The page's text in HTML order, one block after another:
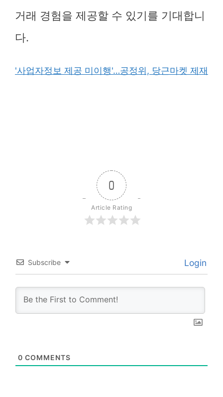
거래 경험을 제공할 수 있기를 기대합니
다.
'사업자정보 제공 미이행'…공정위, 당근마켓 제재
0
Article Rating
Subscribe Login
0 COMMENTS